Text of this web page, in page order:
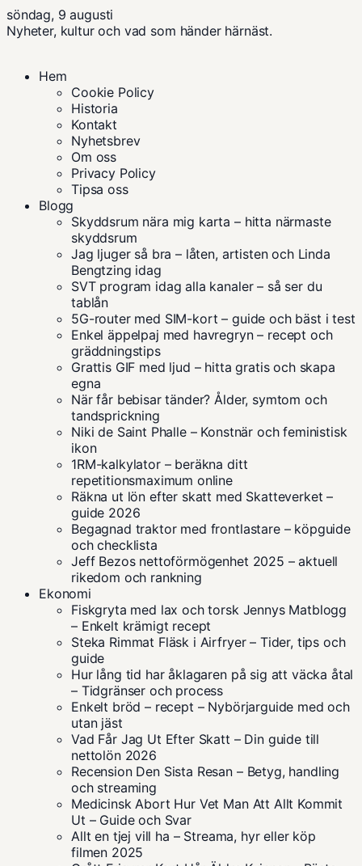
söndag, 9 augusti
Nyheter, kultur och vad som händer härnäst.
Hem
Cookie Policy
Historia
Kontakt
Nyhetsbrev
Om oss
Privacy Policy
Tipsa oss
Blogg
Skyddsrum nära mig karta – hitta närmaste
skyddsrum
Jag ljuger så bra – låten, artisten och Linda
Bengtzing idag
SVT program idag alla kanaler – så ser du
tablån
5G-router med SIM-kort – guide och bäst i test
Enkel äppelpaj med havregryn – recept och
gräddningstips
Grattis GIF med ljud – hitta gratis och skapa
egna
När får bebisar tänder? Ålder, symtom och
tandsprickning
Niki de Saint Phalle – Konstnär och feministisk
ikon
1RM-kalkylator – beräkna ditt
repetitionsmaximum online
Räkna ut lön efter skatt med Skatteverket –
guide 2026
Begagnad traktor med frontlastare – köpguide
och checklista
Jeff Bezos nettoförmögenhet 2025 – aktuell
rikedom och rankning
Ekonomi
Fiskgryta med lax och torsk Jennys Matblogg
– Enkelt krämigt recept
Steka Rimmat Fläsk i Airfryer – Tider, tips och
guide
Hur lång tid har åklagaren på sig att väcka åtal
– Tidgränser och process
Enkelt bröd – recept – Nybörjarguide med och
utan jäst
Vad Får Jag Ut Efter Skatt – Din guide till
nettolön 2026
Recension Den Sista Resan – Betyg, handling
och streaming
Medicinsk Abort Hur Vet Man Att Allt Kommit
Ut – Guide och Svar
Allt en tjej vill ha – Streama, hyr eller köp
filmen 2025